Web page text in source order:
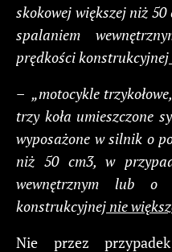
skokowej większejniż 50
spalaniem
prędkościkonstrukcyjnej
– „motocykle trzykołowe,
trzykoła umieszczone
wyposażone wsilnik o
niż 50cm3, w
wewnętrznym lub o
konstrukcyjnej nie
Nie przez